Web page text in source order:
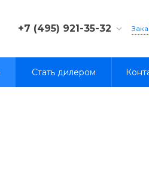
+7 (495) 921-35-32
8 (800) 333-35-32
Стать дилером